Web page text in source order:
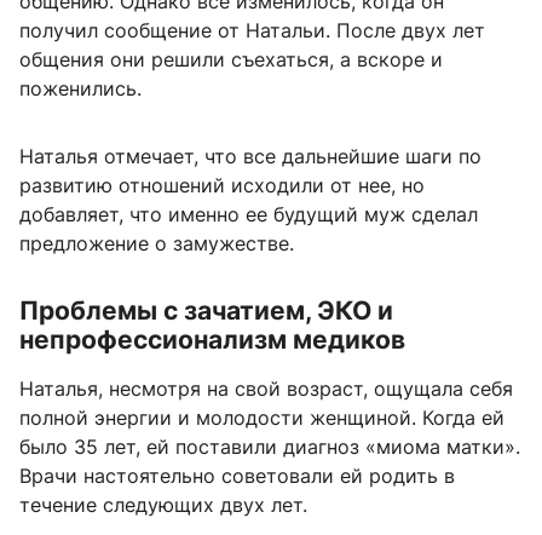
получил сообщение от Натальи. После двух лет
общения они решили съехаться, а вскоре и
поженились.
Наталья отмечает, что все дальнейшие шаги по
развитию отношений исходили от нее, но
добавляет, что именно ее будущий муж сделал
предложение о замужестве.
Проблемы с зачатием, ЭКО и
непрофессионализм медиков
Наталья, несмотря на свой возраст, ощущала себя
полной энергии и молодости женщиной. Когда ей
было 35 лет, ей поставили диагноз «миома матки».
Врачи настоятельно советовали ей родить в
течение следующих двух лет.